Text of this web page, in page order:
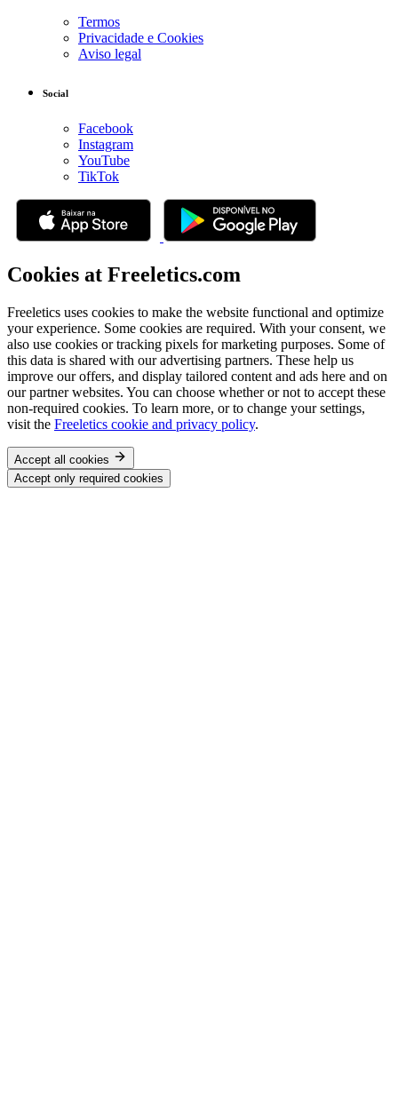
Termos
Privacidade e Cookies
Aviso legal
Social
Facebook
Instagram
YouTube
TikTok
Cookies at Freeletics.com
Freeletics uses cookies to make the website functional and optimize
your experience. Some cookies are required. With your consent, we
also use cookies or tracking pixels for marketing purposes. Some of
this data is shared with our advertising partners. These help us
improve our offers, and display tailored content and ads here and on
our partner websites. You can choose whether or not to accept these
non-required cookies. To learn more, or to change your settings,
visit the Freeletics cookie and privacy policy.
Accept all cookies
Accept only required cookies